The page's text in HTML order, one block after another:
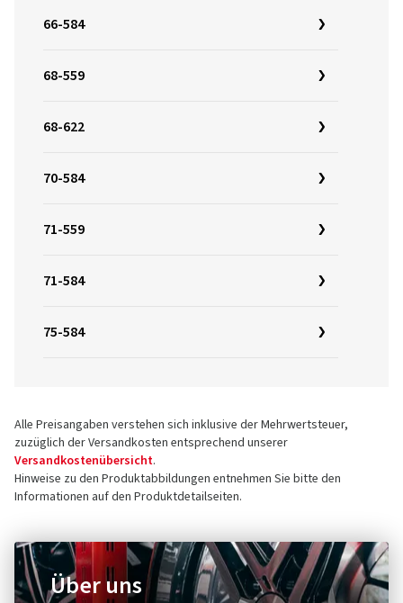
66-584
68-559
68-622
70-584
71-559
71-584
75-584
Alle Preisangaben verstehen sich inklusive der Mehrwertsteuer,
zuzüglich der Versandkosten entsprechend unserer
Versandkostenübersicht.
Hinweise zu den Produktabbildungen entnehmen Sie bitte den
Informationen auf den Produktdetailseiten.
Über uns